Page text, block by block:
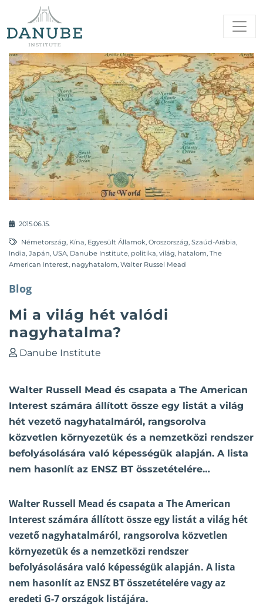
2015.06.15.
Németország, Kína, Egyesült Államok, Oroszország, Szaúd-Arábia,
India, Japán, USA, Danube Institute, politika, világ, hatalom, The
American Interest, nagyhatalom, Walter Russel Mead
Blog
Mi a világ hét valódi
nagyhatalma?
Danube Institute
Walter Russell Mead és csapata a The American
Interest számára állított össze egy listát a világ
hét vezető nagyhatalmáról, rangsorolva
közvetlen környezetük és a nemzetközi rendszer
befolyásolására való képességük alapján. A lista
nem hasonlít az ENSZ BT összetételére…
Walter Russell Mead és csapata a The American
Interest számára állított összeegy listát a világ hét
vezető nagyhatalmáról, rangsorolva közvetlen
környezetük és a nemzetközi rendszer
befolyásolására való képességük alapján. A lista
nem hasonlít az ENSZ BT összetételére vagy az
eredeti G-7 országok listájára.